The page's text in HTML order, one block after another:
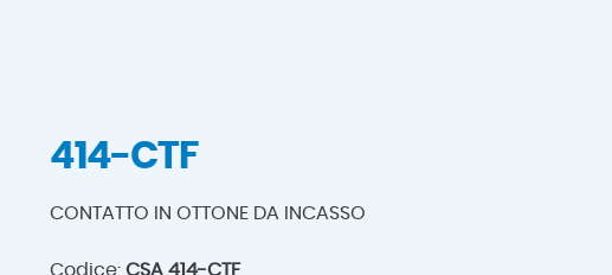
414-CTF
CONTATTO IN OTTONE DA INCASSO
Codice: CSA 414-CTF